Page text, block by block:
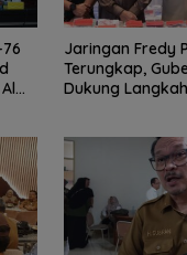
Jaringan Fredy
Terungkap,
Dukung